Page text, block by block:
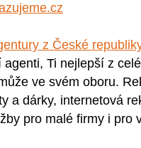
z České
Ti nejlepší z
ve svém oboru.
a dárky, internetová
pro malé firmy i pro